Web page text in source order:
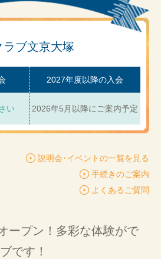
ブ文京大塚
い
2027年度以降の入会
2026年5月以降にご案内予定
説明会･イベントの一覧を見る
手続きのご案内
よくあるご質問
ープン！多彩な体験がで
です！